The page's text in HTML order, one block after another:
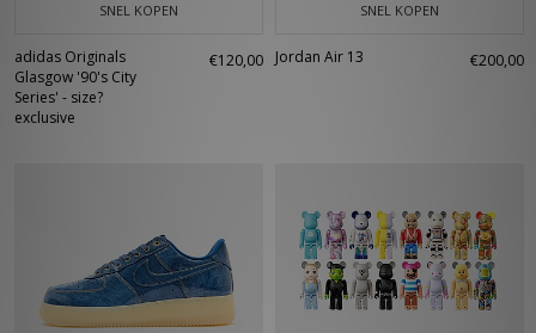
SNEL KOPEN
adidas Originals
Glasgow '90's City
Series' - size?
exclusive
€120,00
SNEL KOPEN
Jordan Air 13 €200,00